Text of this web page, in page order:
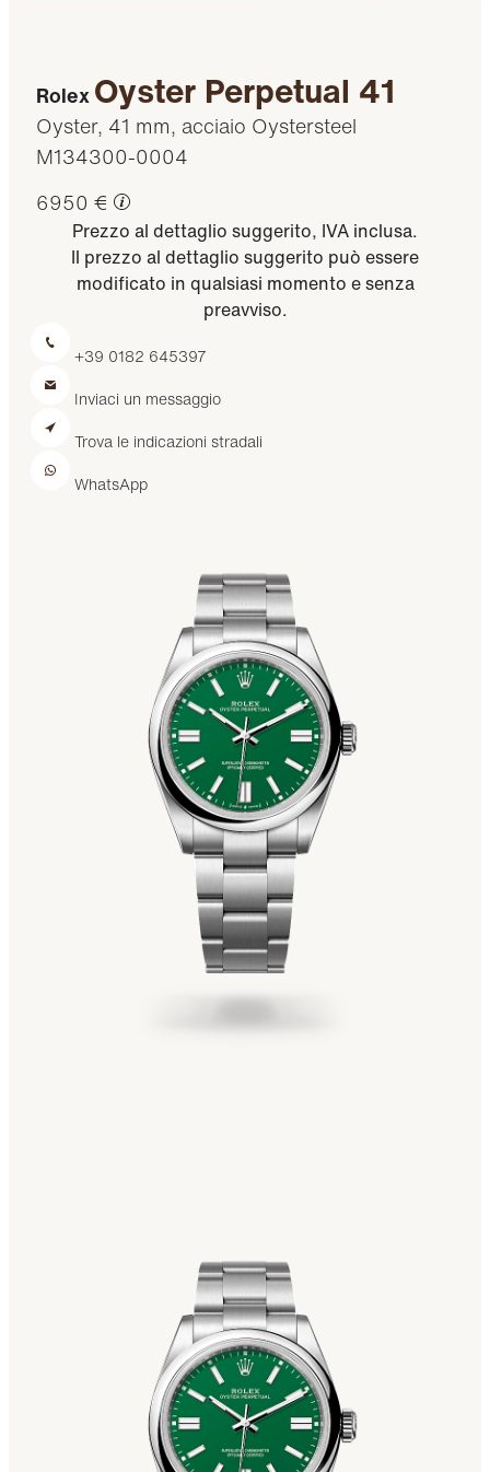
RolexOyster Perpetual 41
Oyster, 41 mm, acciaio Oystersteel
M134300-0004
6950 €
Prezzo al dettaglio suggerito, IVA inclusa.
Il prezzo al dettaglio suggerito può essere
modificato in qualsiasi momento e senza
preavviso.
+39 0182 645397
Inviaci un messaggio
Trova le indicazioni stradali
WhatsApp